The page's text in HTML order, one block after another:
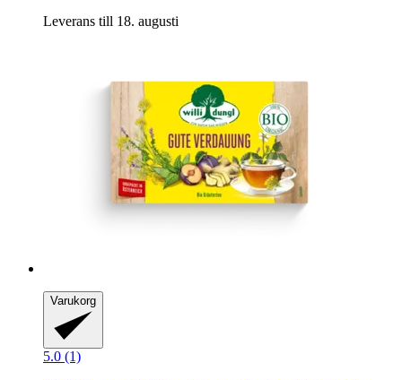
Leverans till 18. augusti
Varukorg
5.0 (1)